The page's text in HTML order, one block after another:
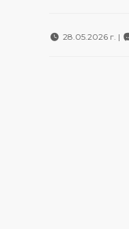
28.05.2026 г. |